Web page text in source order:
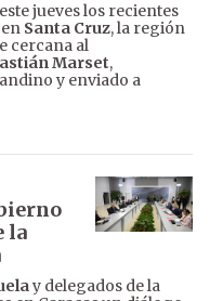
jueves los recientes
Santa Cruz, la región
cercana al
Marset,
y enviado a
la
y delegados de la